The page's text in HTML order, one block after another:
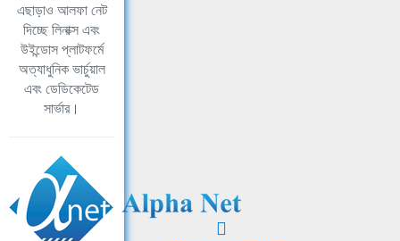
এছাড়াও আলফা নেট
দিচ্ছে লিনাক্স এবং
উইন্ডোস প্লাটফর্মে
অত্যাধুনিক ভার্চুয়াল
এবং ডেডিকেটেড
সার্ভার।